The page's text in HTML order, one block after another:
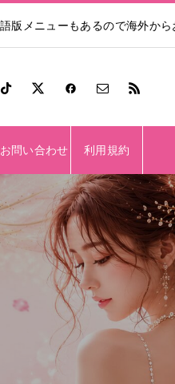
版メニューもあるので海外か
お問い合わせ 利用規約